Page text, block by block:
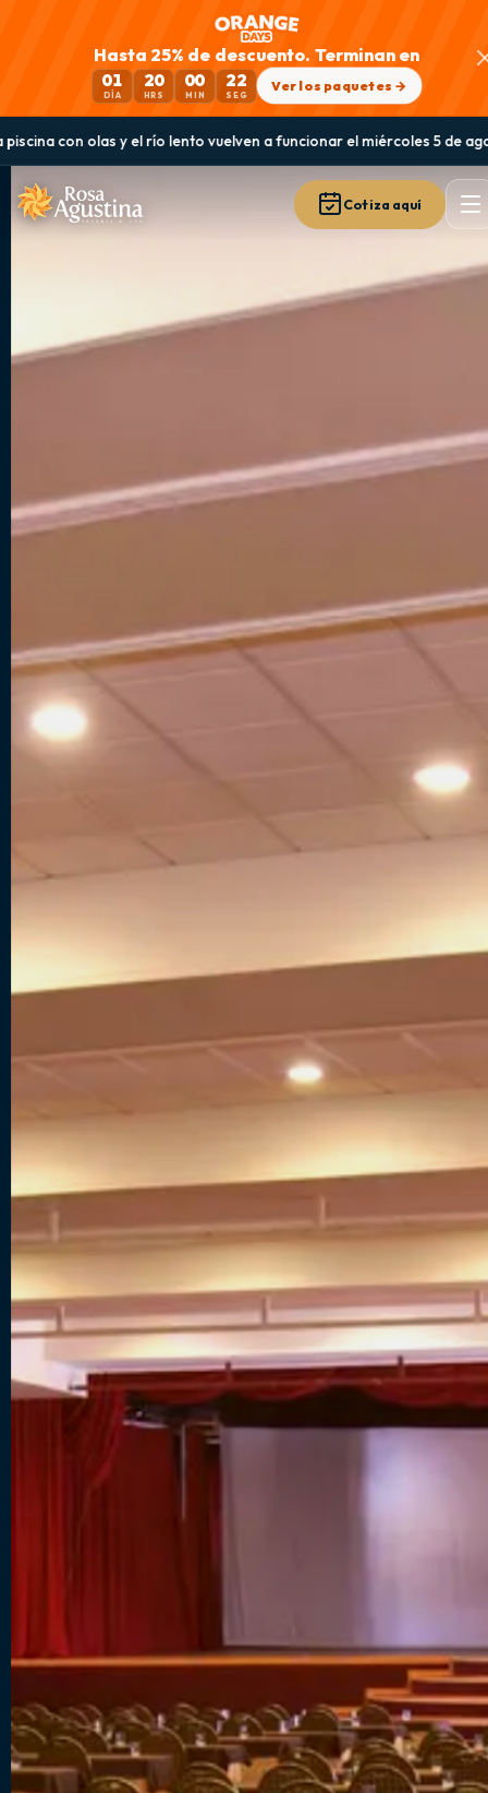
Hasta 25% de descuento. Terminan en
01
DÍA
20
HRS
00
MIN
21
SEG
Ver los paquetes →
lento vuelven a funcionar el miércoles 5 de agosto Guanaqueros:
Cotiza aquí